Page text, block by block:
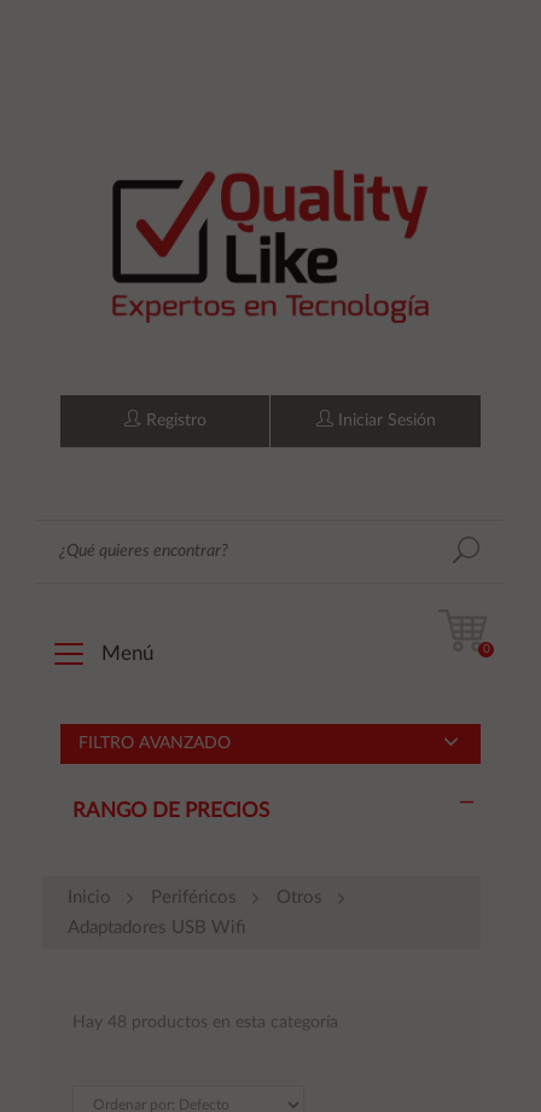
Registro Iniciar Sesión
Menú 0
FILTRO AVANZADO
RANGO DE PRECIOS
Inicio Periféricos
Otros
Adaptadores USB Wifi
Hay 48 productos en esta categoría